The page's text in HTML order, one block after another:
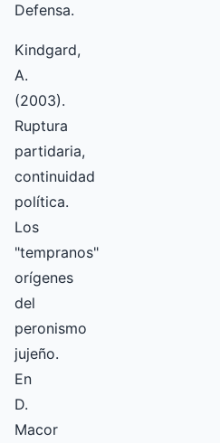
Defensa.
Kindgard,
A.
(2003).
Ruptura
partidaria,
continuidad
política.
Los
"tempranos"
orígenes
del
peronismo
jujeño.
En
D.
Macor